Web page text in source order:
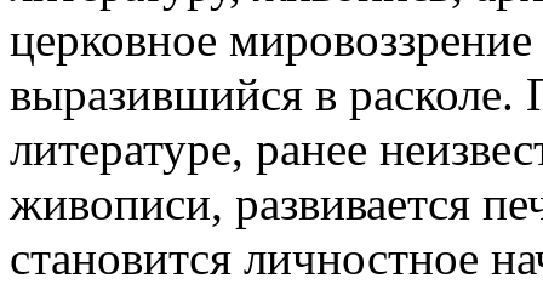
церковное
выразившийся в
литературе, ранее
живописи, развивается
становится личностное